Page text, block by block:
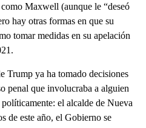
Maxwell (aunque le “deseó
hay otras formas en que su
tomar medidas en su apelación
Trump ya ha tomado decisiones
penal que involucraba a alguien
el alcalde de Nueva
de este año, el Gobierno se